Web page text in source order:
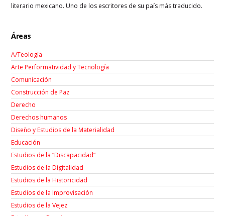
literario mexicano. Uno de los escritores de su país más traducido.
Áreas
A/Teología
Arte Performatividad y Tecnología
Comunicación
Construcción de Paz
Derecho
Derechos humanos
Diseño y Estudios de la Materialidad
Educación
Estudios de la “Discapacidad”
Estudios de la Digitalidad
Estudios de la Historicidad
Estudios de la Improvisación
Estudios de la Vejez